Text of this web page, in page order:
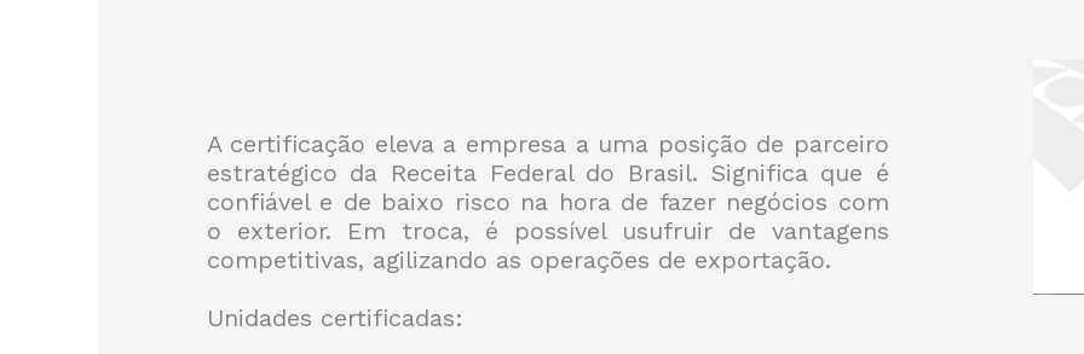
A certificação eleva a empresa a uma posição de parceiro
estratégico da Receita Federal do Brasil. Significa que é
confiável e de baixo risco na hora de fazer negócios com
o exterior. Em troca, é possível usufruir de vantagens
competitivas, agilizando as operações de exportação.
Unidades certificadas: